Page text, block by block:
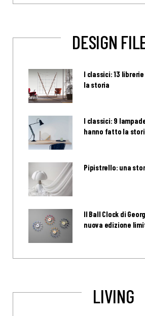
DESIGN
I classici: 13
la storia
I classici: 9
hanno fatto la
Pipistrello: una
Il Ball Clock di
nuova edizione
LIVING